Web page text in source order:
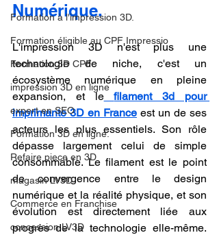
Formation à l'impression 3D.
Formation éligible au CPF Impressio
Formation 3D CPF
impression 3D en ligne
expert en SEO
Formation 3D en ligne.
Refaire piece en 3D
magasin LV3D
Commerce en Franchise
concession LV3D
Numérique.
L'impression 3D n'est plus une
technologie de niche, c'est un
écosystème numérique en pleine
expansion, et le
filament 3d pour
imprimante 3D en France est un de ses
acteurs les plus essentiels. Son rôle
dépasse largement celui de simple
consommable. Le filament est le point
de convergence entre le design
numérique et la réalité physique, et son
évolution est directement liée aux
progrès de la technologie elle-même.